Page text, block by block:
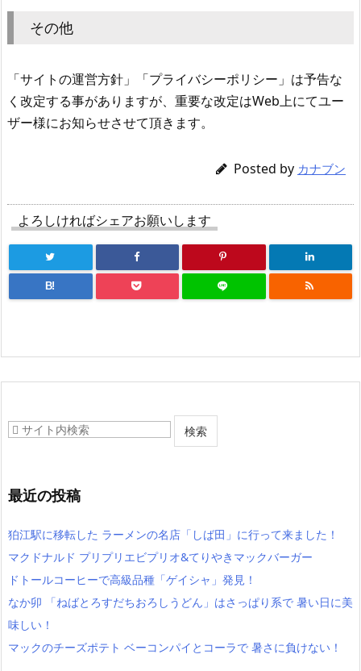
その他
「サイトの運営方針」「プライバシーポリシー」は予告な
く改定する事がありますが、重要な改定はWeb上にてユー
ザー様にお知らせさせて頂きます。
Posted by カナブン
よろしければシェアお願いします
B!
最近の投稿
狛江駅に移転した ラーメンの名店「しば田」に行って来ました！
マクドナルド プリプリエビプリオ&てりやきマックバーガー
ドトールコーヒーで高級品種「ゲイシャ」発見！
なか卯 「ねばとろすだちおろしうどん」はさっぱり系で 暑い日に美
味しい！
マックのチーズポテト ベーコンパイとコーラで 暑さに負けない！